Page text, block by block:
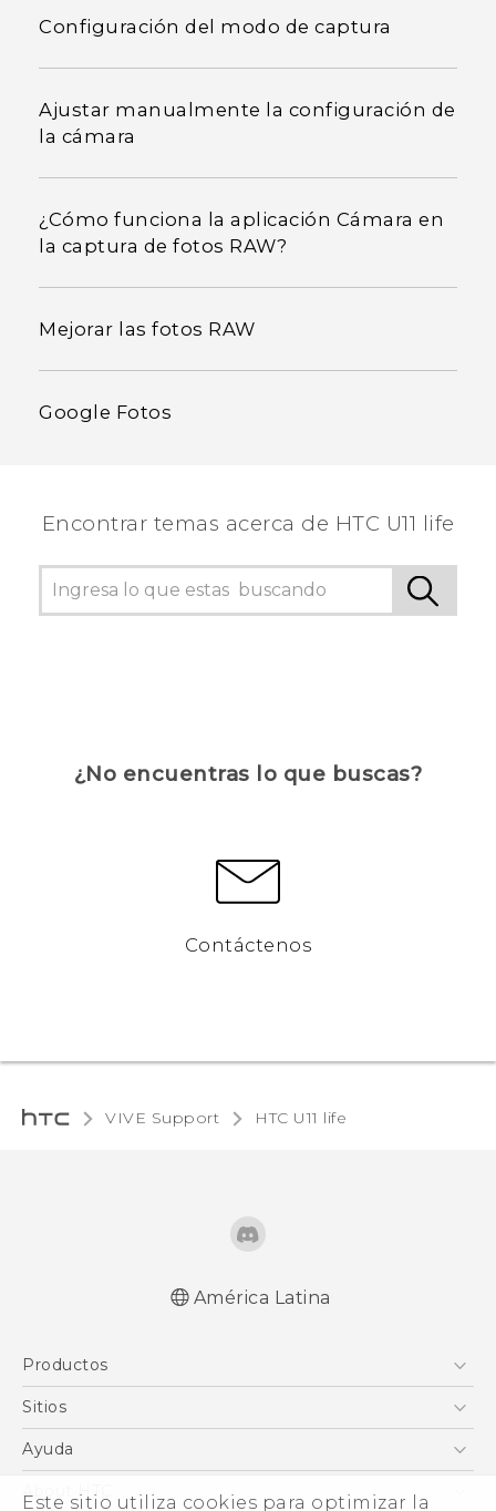
Este sitio utiliza cookies para optimizar la
Configuración del modo de captura
Ajustar manualmente la configuración de
la cámara
¿Cómo funciona la aplicación Cámara en
la captura de fotos RAW?
Mejorar las fotos RAW
Google Fotos
Encontrar temas acerca de HTC U11 life
¿No encuentras lo que buscas?
Contáctenos
VIVE Support HTC U11 life‎
English - User manual
América Latina
Productos
5G
EXODUS
VIVE
Sitios
HTC Desarrollo
Ayuda
About HTC